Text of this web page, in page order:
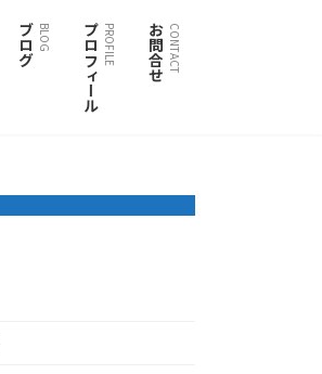
ブログ BLOG プロフィールPROFILE お問合せCONTACT